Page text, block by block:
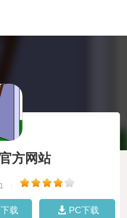
方网站
载 PC下载